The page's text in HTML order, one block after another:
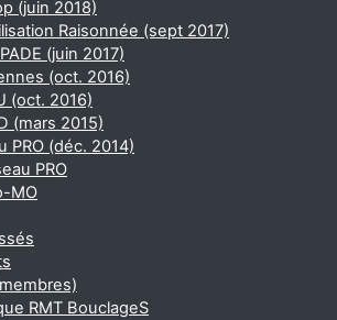
(juin 2018)
Raisonnée (sept 2017)
(juin 2017)
(oct. 2016)
(oct. 2016)
(mars 2015)
PRO (déc. 2014)
PRO
MO
RMT BouclageS